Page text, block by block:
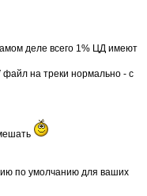
деле всего 1% ЦД имеют
файл на треки нормально - с
по умолчанию для ваших